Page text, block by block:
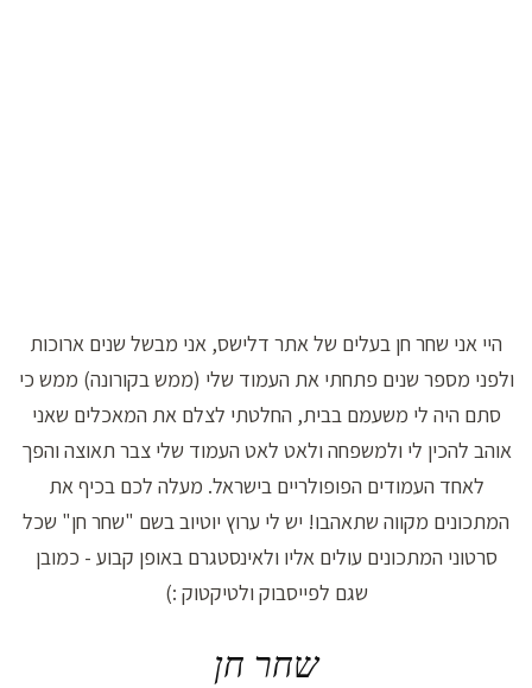
היי אני שחר חן בעלים של אתר דלישס, אני מבשל שנים ארוכות
ולפני מספר שנים פתחתי את העמוד שלי (ממש בקורונה) ממש כי
סתם היה לי משעמם בבית, החלטתי לצלם את המאכלים שאני
אוהב להכין לי ולמשפחה ולאט לאט העמוד שלי צבר תאוצה והפך
לאחד העמודים הפופולריים בישראל. מעלה לכם בכיף את
המתכונים מקווה שתאהבו! יש לי ערוץ יוטיוב בשם "שחר חן" שכל
סרטוני המתכונים עולים אליו ולאינסטגרם באופן קבוע - כמובן
שגם לפייסבוק ולטיקטוק :)
שחר חן